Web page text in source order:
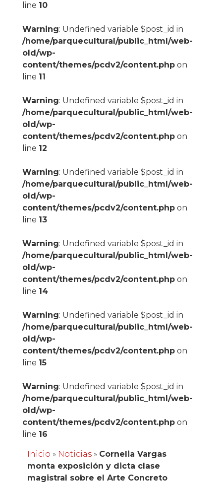
line 10
Warning: Undefined variable $post_id in
/home/parquecultural/public_html/web-
old/wp-
content/themes/pcdv2/content.phpon
line 11
Warning: Undefined variable $post_id in
/home/parquecultural/public_html/web-
old/wp-
content/themes/pcdv2/content.phpon
line 12
Warning: Undefined variable $post_id in
/home/parquecultural/public_html/web-
old/wp-
content/themes/pcdv2/content.phpon
line 13
Warning: Undefined variable $post_id in
/home/parquecultural/public_html/web-
old/wp-
content/themes/pcdv2/content.phpon
line 14
Warning: Undefined variable $post_id in
/home/parquecultural/public_html/web-
old/wp-
content/themes/pcdv2/content.phpon
line 15
Warning: Undefined variable $post_id in
/home/parquecultural/public_html/web-
old/wp-
content/themes/pcdv2/content.phpon
line 16
Inicio » Noticias» Cornelia Vargas
monta exposición y dicta clase
magistral sobre el Arte Concreto